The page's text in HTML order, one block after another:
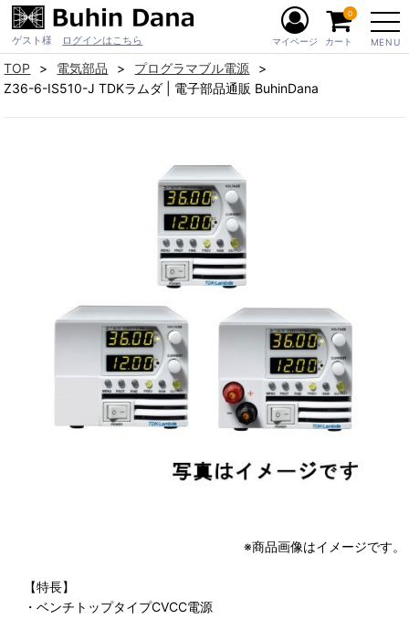
ゲスト様 ログインはこちら MENU
マイページ カート
0
TOP 電気部品
プログラマブル電源
Z36-6-IS510-J TDKラムダ | 電子部品通販 BuhinDana
※商品画像はイメージです。
【特長】
・ベンチトップタイプCVCC電源